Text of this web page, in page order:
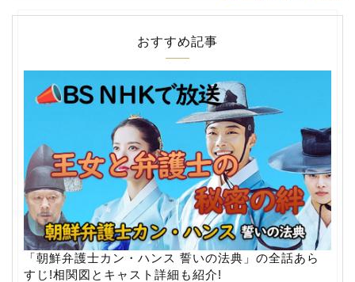
おすすめ記事
「朝鮮弁護士カン・ハンス 誓いの法典」の全話あら
すじ!相関図とキャスト詳細も紹介!